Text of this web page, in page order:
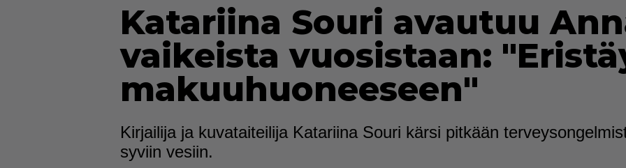
Katariina Souri avautuu
vaikeista vuosistaan:
makuuhuoneeseen"
Kirjailija ja kuvataiteilija Katariina Souri kärsi pitkään
syviin vesiin.